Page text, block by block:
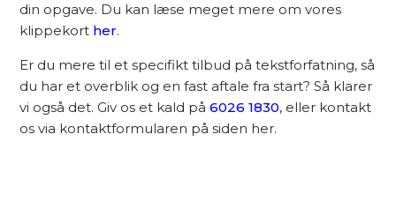
din opgave. Du kan læse meget mere om vores
klippekort her.
Er du mere til et specifikt tilbud på tekstforfatning, så
du har et overblik og en fast aftale fra start? Så klarer
vi også det. Giv os et kald på6026 1830, eller kontakt
os via kontaktformularen på siden her.